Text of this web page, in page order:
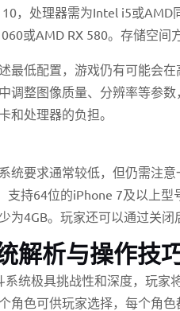
，处理器需为Intel i5或AMD
或AMD RX 580。存储空间
最低配置，游戏仍有可能会
调整图像质量、分辨率等参
和处理器的负担。
统要求通常较低，但仍需注
支持64位的iPhone 7及以上
为4GB。玩家还可以通过关
解析与操作技
系统极具挑战性和深度，玩
角色可供玩家选择，每个角